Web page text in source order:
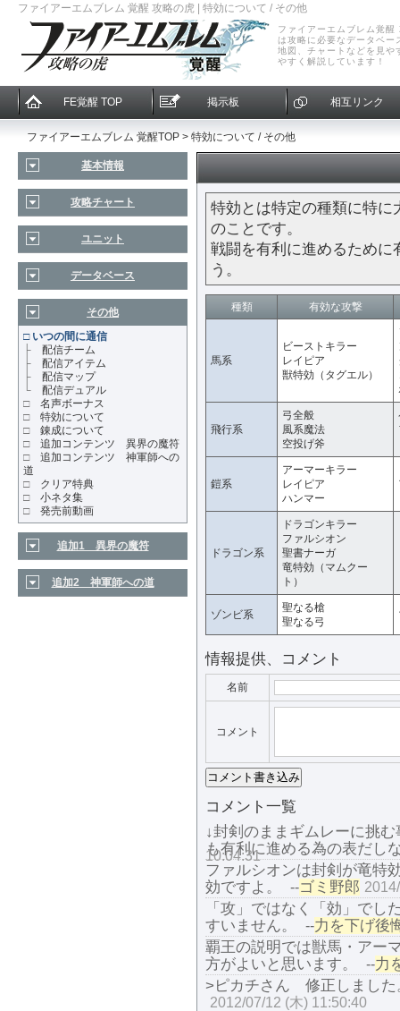
ファイアーエムブレム 覚醒 攻略の虎 | 特効について / その他
ファイアーエムブレム覚醒
は攻略に必要なデータベー
地図、チャートなどを見や
やすく解説しています！
ファイアーエムブレム 覚醒TOP > 特効について / その他
基本情報
攻略チャート
ユニット
データベース
その他
□いつの間に通信
├ 配信チーム
├ 配信アイテム
├ 配信マップ
└ 配信デュアル
□ 名声ボーナス
□ 特効について
□ 錬成について
□ 追加コンテンツ 異界の魔符
□ 追加コンテンツ 神軍師への
道
□ クリア特典
□ 小ネタ集
□ 発売前動画
追加1 異界の魔符
追加2 神軍師への道
特効とは特定の種類に特に
のことです。
戦闘を有利に進めるために
う。
種類 有効な攻撃
馬系
ビーストキラー
レイピア
獣特効（タグエル）
飛行系
弓全般
風系魔法
空投げ斧
鎧系
アーマーキラー
レイピア
ハンマー
ドラゴン系
ドラゴンキラー
ファルシオン
聖書ナーガ
竜特効（マムクー
ト）
ゾンビ系
聖なる槍
聖なる弓
情報提供、コメント
名前
コメント
コメント一覧
↓封剣のままギムレーに挑
も有利に進める為の表だし
10:04:31
ファルシオンは封剣が竜特
効ですよ。
--ゴミ野郎
「攻」ではなく「効」でし
すいません。
--力を下げ
覇王の説明では獣馬・アー
方がよいと思います。
--力
>ピカチさん 修正しました
2012/07/12 (木) 11:50:40
FE覚醒 TOP 掲示板 相互リンク